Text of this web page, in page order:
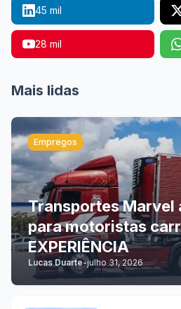
45 mil
28 mil
Mais lidas
Empregos
Transportes Marvel
para motoristas
EXPERIÊNCIA
Lucas Duarte-julho 31, 2026